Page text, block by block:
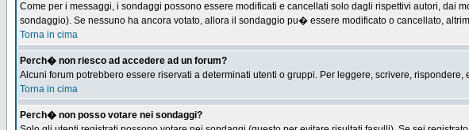
Come per i messaggi, i sondaggi possono essere modificati e cancellati solo dagli rispettivi autori, dai
sondaggio). Se nessuno ha ancora votato, allora il sondaggio pu� essere modificato o cancellato,
Torna in cima
Perch� non riesco ad accedere ad un forum?
Alcuni forum potrebbero essere riservati a determinati utenti o gruppi. Per leggere, scrivere,
Torna in cima
Perch� non posso votare nei sondaggi?